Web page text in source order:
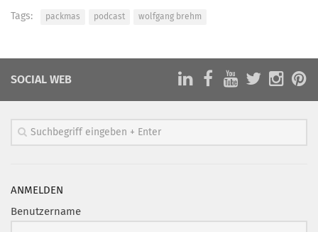
Tags: packmas podcast wolfgang brehm
SOCIAL WEB
ANMELDEN
Benutzername